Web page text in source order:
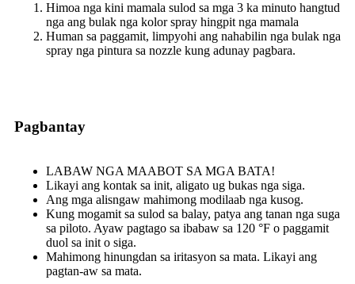
Himoa nga kini mamala sulod sa mga 3 ka minuto hangtud
nga ang bulak nga kolor spray hingpit nga mamala
Human sa paggamit, limpyohi ang nahabilin nga bulak nga
spray nga pintura sa nozzle kung adunay pagbara.
Pagbantay
LABAW NGA MAABOT SA MGA BATA!
Likayi ang kontak sa init, aligato ug bukas nga siga.
Ang mga alisngaw mahimong modilaab nga kusog.
Kung mogamit sa sulod sa balay, patya ang tanan nga suga
sa piloto. Ayaw pagtago sa ibabaw sa 120 °F o paggamit
duol sa init o siga.
Mahimong hinungdan sa iritasyon sa mata. Likayi ang
pagtan-aw sa mata.